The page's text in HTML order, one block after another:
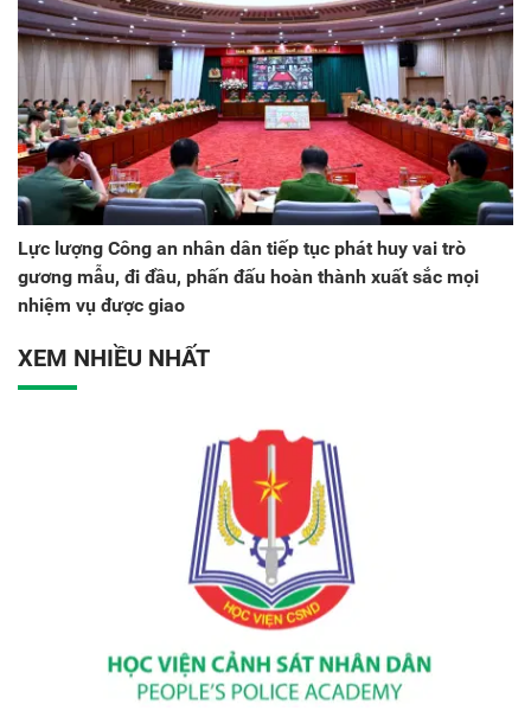
Lực lượng Công an nhân dân tiếp tục phát huy vai trò
gương mẫu, đi đầu, phấn đấu hoàn thành xuất sắc mọi
nhiệm vụ được giao
XEM NHIỀU NHẤT